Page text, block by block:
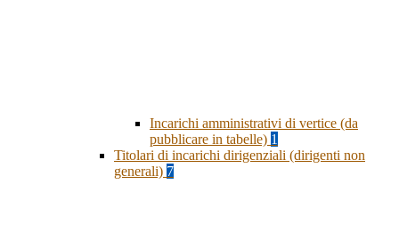
Incarichi amministrativi di vertice (da
pubblicare in tabelle) 1
Titolari di incarichi dirigenziali (dirigenti non
generali) 7